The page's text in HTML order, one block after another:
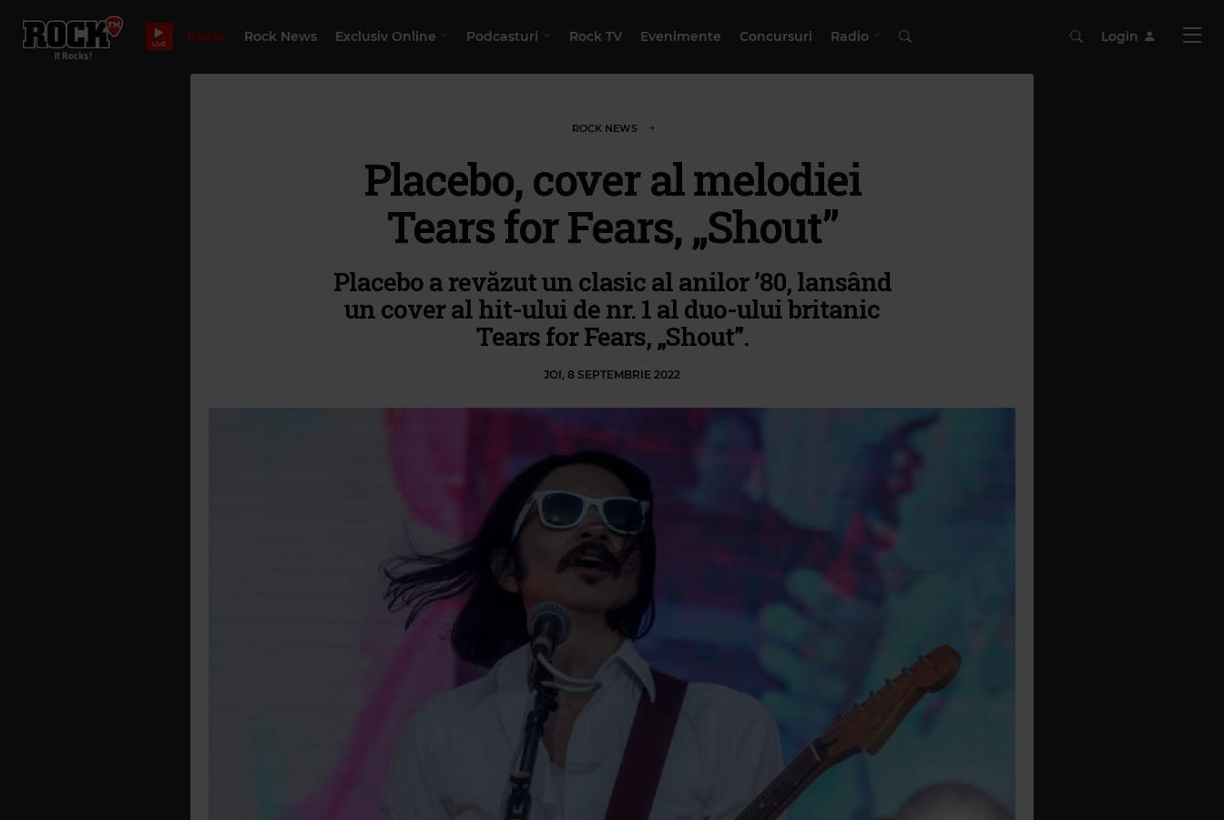
LIVE Bilete Rock News Exclusiv Online Podcasturi Rock TV Evenimente Concursuri Radio Login
ROCK NEWS
Placebo, cover al melodiei
Tears for Fears, „Shout”
Placebo a revăzut un clasic al anilor ’80, lansând
un cover al hit-ului de nr. 1 al duo-ului britanic
Tears for Fears, „Shout”.
JOI, 8 SEPTEMBRIE 2022